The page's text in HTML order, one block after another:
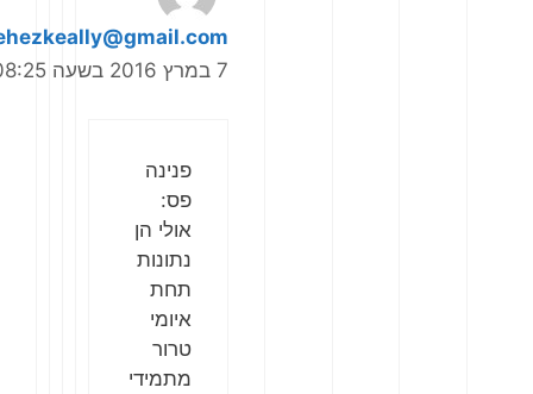
yehezkeally@gmail.com
פנינה
פס:
אולי הן
נתונות
תחת
איומי
טרור
מתמידי